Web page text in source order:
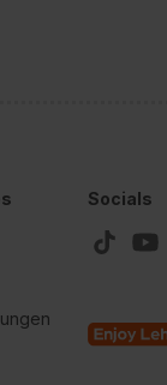
Socials